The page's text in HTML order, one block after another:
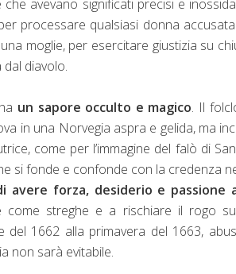
avevano significati precisi e
processare qualsiasi donna
moglie, per esercitare giustizia su
diavolo.
un sapore occulto e magico. Il
in una Norvegia aspra e gelida, ma
come per l’immagine del falò di
si fonde e confonde con la credenza
avere forza, desiderio e passione
streghe e a rischiare il rogo
del 1662 alla primavera del 1663,
non sarà evitabile.